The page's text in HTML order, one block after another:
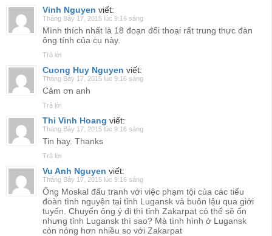
Vinh Nguyen viết:
Tháng Bảy 17, 2015 lúc 9:16 sáng
Mình thích nhất là 18 đoạn đối thoại rất trung thực đàn
ông tính của cụ này.
Trả lời
Cuong Huy Nguyen viết:
Tháng Bảy 17, 2015 lúc 9:16 sáng
Cảm ơn anh
Trả lời
Thi Vinh Hoang viết:
Tháng Bảy 17, 2015 lúc 9:16 sáng
Tin hay. Thanks
Trả lời
Vu Anh Nguyen viết:
Tháng Bảy 17, 2015 lúc 9:16 sáng
Ông Moskal đấu tranh với việc phạm tội của các tiểu
đoàn tình nguyện tại tỉnh Lugansk và buôn lậu qua giới
tuyến. Chuyển ông ý đi thì tỉnh Zakarpat có thể sẽ ổn
nhưng tỉnh Lugansk thì sao? Mà tình hình ở Lugansk
còn nóng hơn nhiều so với Zakarpat